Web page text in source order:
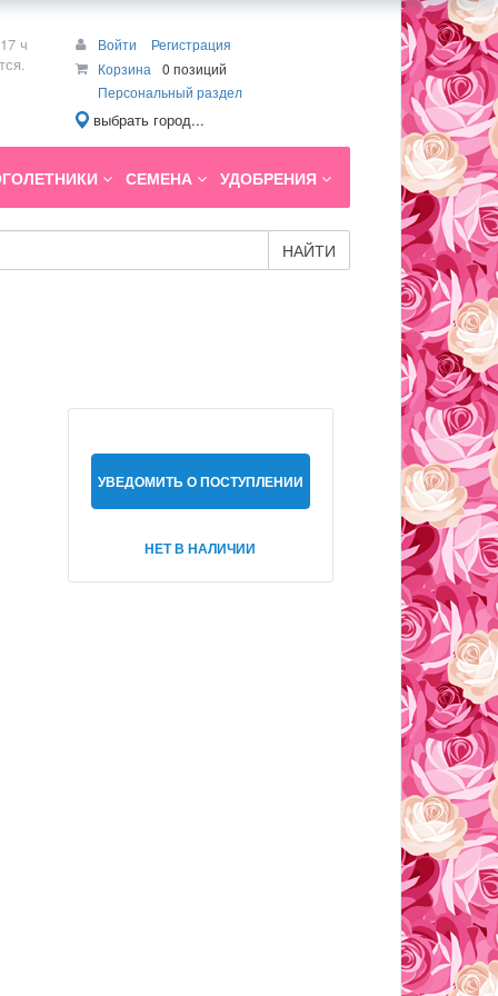
ч
Войти
Регистрация
Корзина
0 позиций
Персональный раздел
выбрать город...
СЕМЕНА УДОБРЕНИЯ
НАЙТИ
УВЕДОМИТЬ О ПОСТУПЛЕНИИ
НЕТ В НАЛИЧИИ